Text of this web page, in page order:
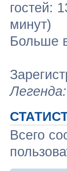
гостей:
минут)
Больше
Всего